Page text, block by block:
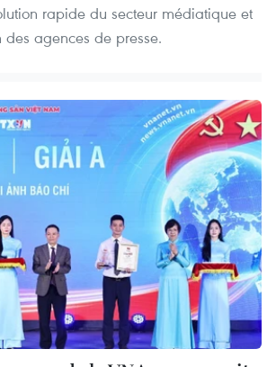
rapide du secteur médiatique et
agences de presse.